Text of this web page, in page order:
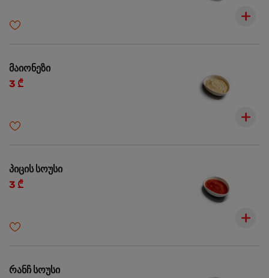
მაიონეზი
3 ₾
პიცის სოუსი
3 ₾
რანჩ სოუსი